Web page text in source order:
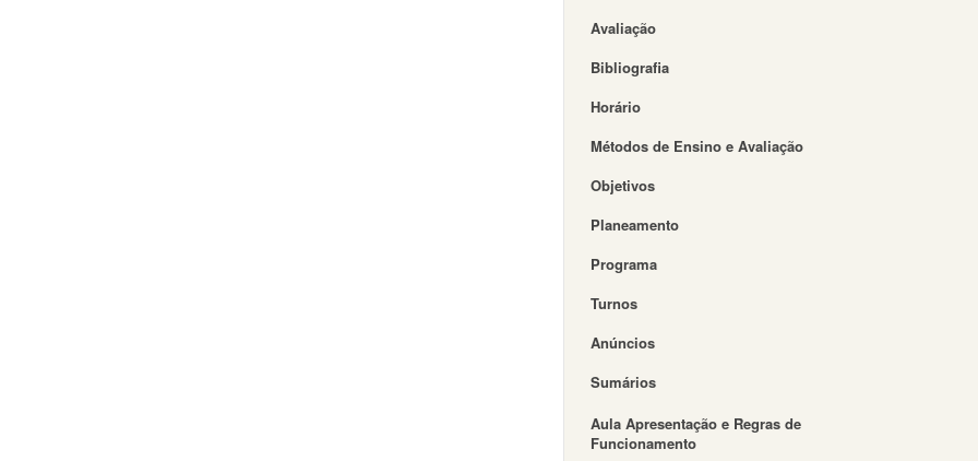
Avaliação
Bibliografia
Horário
Métodos de Ensino e Avaliação
Objetivos
Planeamento
Programa
Turnos
Anúncios
Sumários
Aula Apresentação e Regras de
Funcionamento